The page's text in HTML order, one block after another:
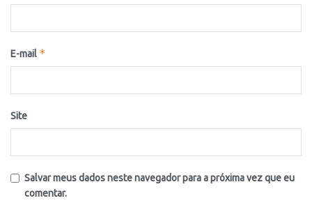
E-mail *
Site
Salvar meus dados neste navegador para a próxima vez que eu
comentar.